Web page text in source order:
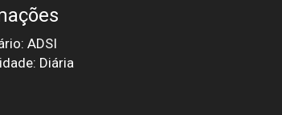
ADSI
Diária